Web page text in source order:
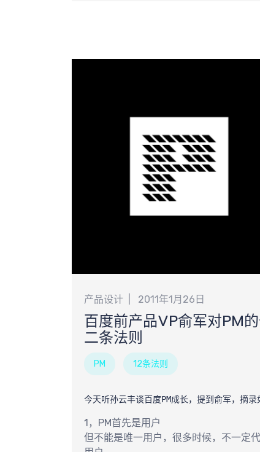
分
提
需
产品设计 2011年1月26日
百度前产品VP俞军对PM
二条法则
PM 12条法则
1，PM首先是用户
但不能是唯一用户，很多时候，不一定